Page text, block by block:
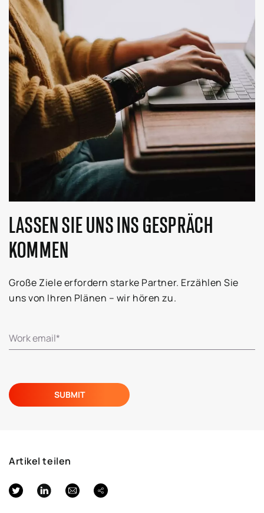
LASSEN SIE UNS INS GESPRÄCH
KOMMEN
Große Ziele erfordern starke Partner. Erzählen Sie
uns von Ihren Plänen – wir hören zu.
Artikel teilen